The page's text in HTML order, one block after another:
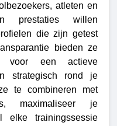
atleten en
prestaties willen
die zijn getest
bieden ze
voor een actieve
strategisch rond je
te combineren met
maximaliseer je
elke trainingssessie